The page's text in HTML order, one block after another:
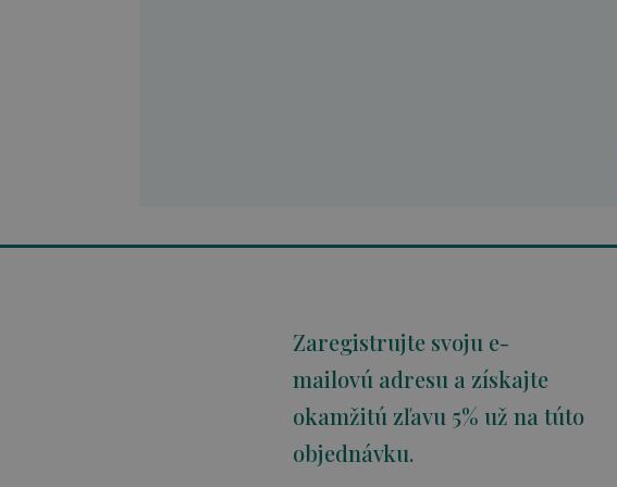
Zaregistrujte svoju e-
mailovú adresu a získajte
okamžitú zľavu 5% už na túto
objednávku.